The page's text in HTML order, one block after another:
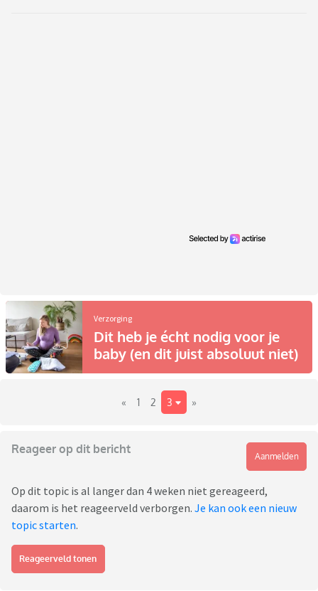
Verzorging
Dit heb je écht nodig voor je
baby (en dit juist absoluut niet)
« 1 2 3 »
Reageer op dit bericht
Aanmelden
Op dit topic is al langer dan 4 weken niet gereageerd,
daarom is het reageerveld verborgen. Je kan ook een nieuw
topic starten.
Reageerveld tonen